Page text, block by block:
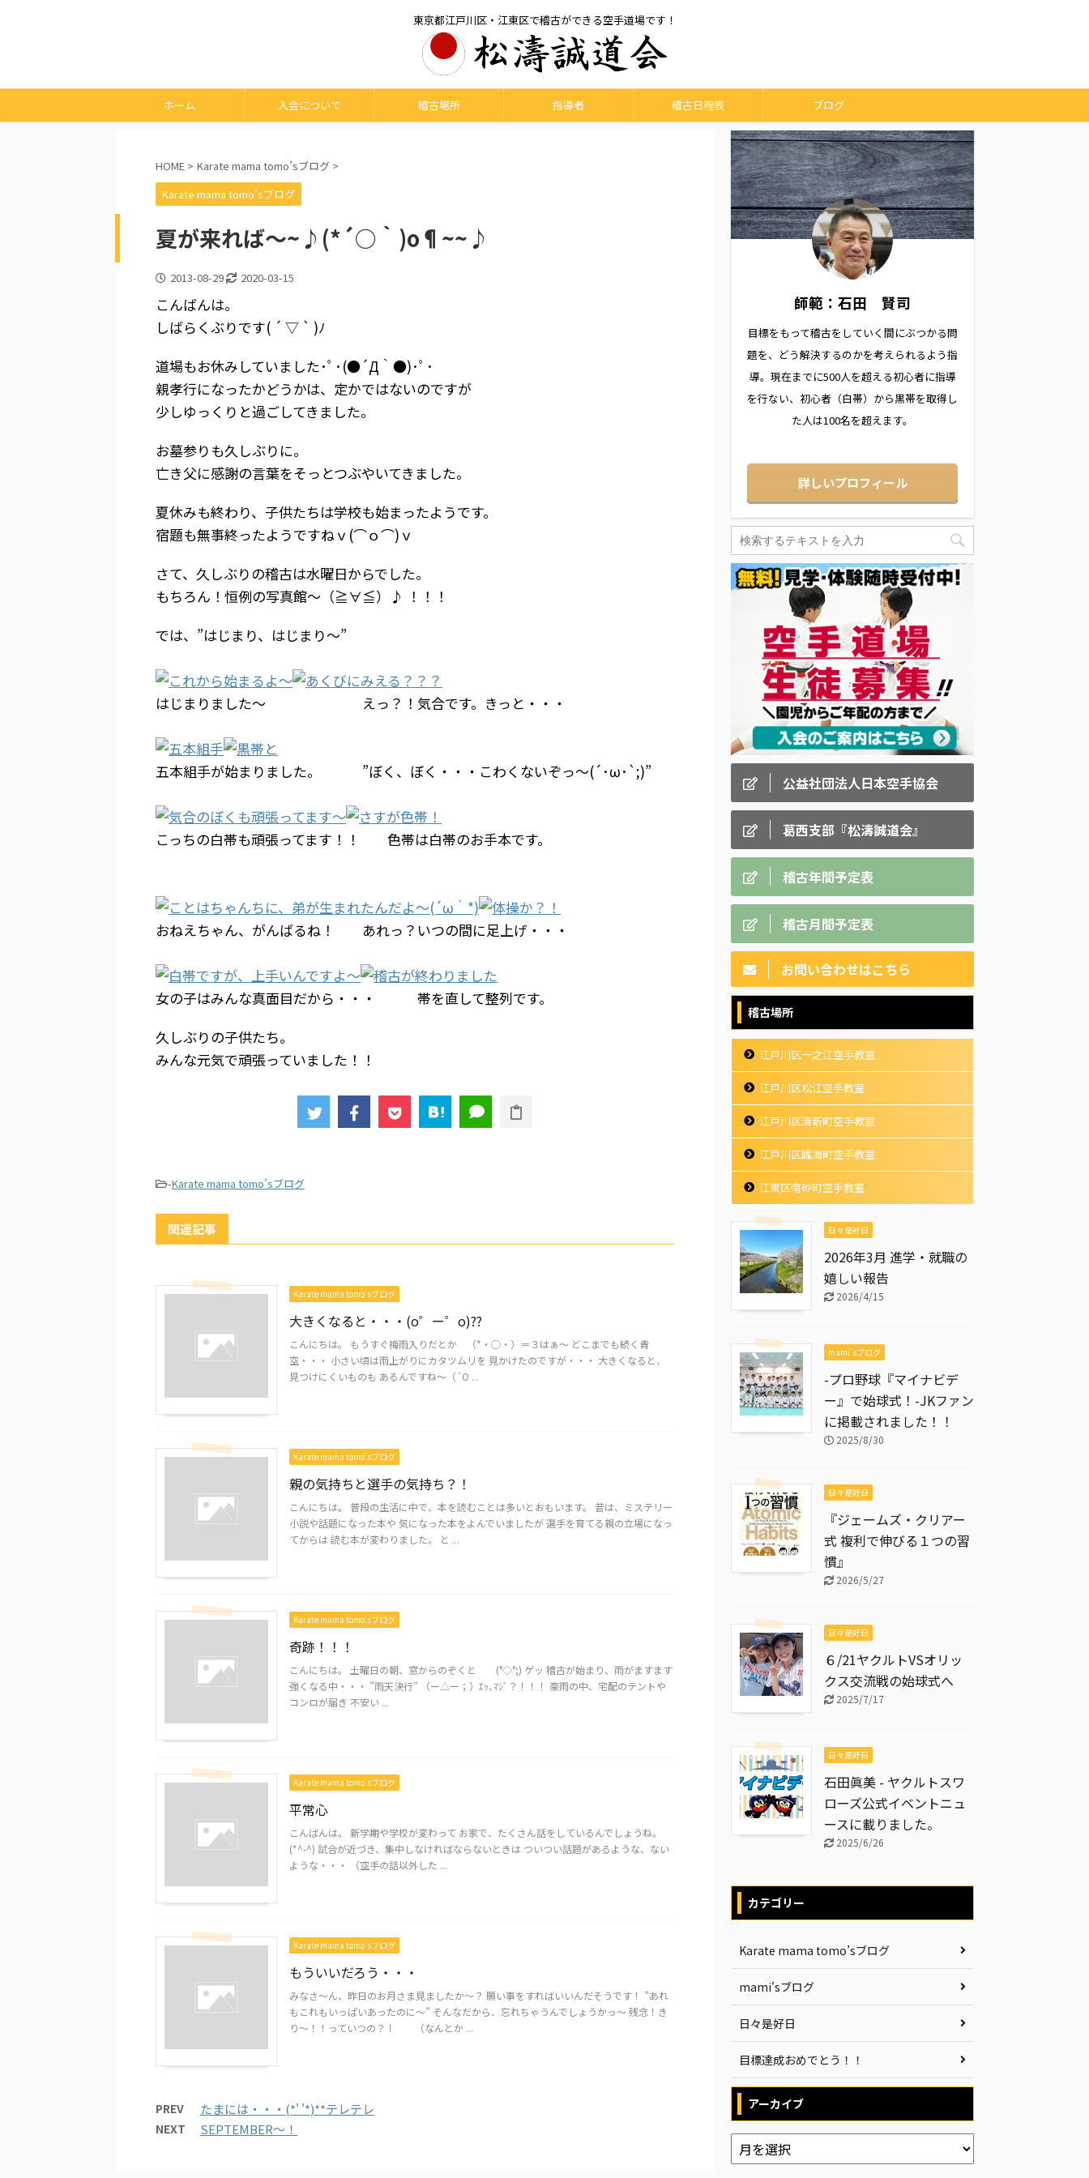
東京都江戸川区・江東区で稽古ができる空手道場です！
ホーム 入会について 稽古場所 指導者 稽古日程表 ブログ
HOME > Karate mama tomo’sブログ >
Karate mama tomo’sブログ
夏が来れば～~♪(*´○｀)o¶~~♪
2013-08-29 2020-03-15
こんばんは。
しばらくぶりです( ´ ▽ ` )ﾉ
道場もお休みしていました･ﾟ･(●´Д｀●)･ﾟ･
親孝行になったかどうかは、定かではないのですが
少しゆっくりと過ごしてきました。
お墓参りも久しぶりに。
亡き父に感謝の言葉をそっとつぶやいてきました。
夏休みも終わり、子供たちは学校も始まったようです。
宿題も無事終ったようですねｖ(⌒ｏ⌒)ｖ
さて、久しぶりの稽古は水曜日からでした。
もちろん！恒例の写真館～（≧∀≦）♪ ！！！
では、”はじまり、はじまり～”
はじまりました～ えっ？！気合です。きっと・・・
五本組手が始まりました。 ”ぼく、ぼく・・・こわくないぞっ～(´･ω･`;)”
こっちの白帯も頑張ってます！！ 色帯は白帯のお手本です。
おねえちゃん、がんばるね！ あれっ？いつの間に足上げ・・・
女の子はみんな真面目だから・・・ 帯を直して整列です。
久しぶりの子供たち。
みんな元気で頑張っていました！！
-Karate mama tomo’sブログ
関連記事
Karate mama tomo’sブログ
大きくなると・・・(o゜ー゜o)??
こんにちは。 もうすぐ梅雨入りだとか （*・○・）＝３はぁ～ どこまでも続く青
空・・・ 小さい頃は雨上がりにカタツムリを 見かけたのですが・・・ 大きくなると、
見つけにくいものも あるんですね～（´O ...
Karate mama tomo’sブログ
親の気持ちと選手の気持ち？！
こんにちは。 普段の生活に中で、本を読むことは多いとおもいます。 昔は、ミステリー
小説や話題になった本や 気になった本をよんでいましたが 選手を育てる親の立場になっ
てからは 読む本が変わりました。 と ...
Karate mama tomo’sブログ
奇跡！！！
こんにちは。 土曜日の朝、窓からのぞくと (°◇°;) ゲッ 稽古が始まり、雨がますます
強くなる中・・・ ”雨天決行” （ー△ー；）ｴｯ､ﾏｼﾞ？！！！ 豪雨の中、宅配のテントや
コンロが届き 不安い ...
Karate mama tomo’sブログ
平常心
こんばんは。 新学期や学校が変わって お家で、たくさん話をしているんでしょうね。
(*^-^) 試合が近づき、集中しなければならないときは ついつい話題があるような、ない
ような・・・ （空手の話以外した ...
Karate mama tomo’sブログ
もういいだろう・・・
みなさ～ん、昨日のお月さま見ましたか～？ 願い事をすればいいんだそうです！ ”あれ
もこれもいっぱいあったのに～” そんなだから、忘れちゃうんでしょうかっ～ 残念！き
り～！！っていつの？！ （なんとか ...
PREV たまには・・・(*' '*)**テレテレ
NEXT SEPTEMBER～！
師範：石田 賢司
目標をもって稽古をしていく間にぶつかる問
題を、どう解決するのかを考えられるよう指
導。現在までに500人を超える初心者に指導
を行ない、初心者（白帯）から黒帯を取得し
た人は100名を超えます。
詳しいプロフィール
公益社団法人日本空手協会
葛西支部『松濤誠道会』
稽古年間予定表
稽古月間予定表
お問い合わせはこちら
稽古場所
江戸川区一之江空手教室
江戸川区松江空手教室
江戸川区清新町空手教室
江戸川区臨海町空手教室
江東区南砂町空手教室
日々是好日
2026年3月 進学・就職の
嬉しい報告
2026/4/15
mami'sブログ
-プロ野球『マイナビデ
ー』で始球式！-JKファン
に掲載されました！！
2025/8/30
日々是好日
『ジェームズ・クリアー
式 複利で伸びる１つの習
慣』
2026/5/27
日々是好日
６/21ヤクルトVSオリッ
クス交流戦の始球式へ
2025/7/17
日々是好日
石田眞美 - ヤクルトスワ
ローズ公式イベントニュ
ースに載りました。
2025/6/26
カテゴリー
Karate mama tomo’sブログ
mami'sブログ
日々是好日
目標達成おめでとう！！
アーカイブ